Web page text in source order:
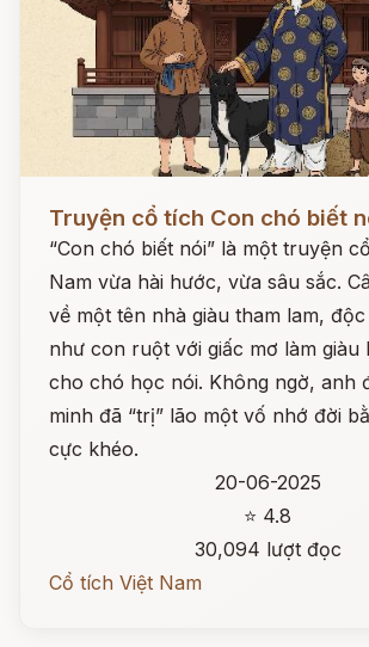
Truyện cổ tích Con chó biết
“Con chó biết nói” là một truyện
Nam vừa hài hước, vừa sâu sắc.
về một tên nhà giàu tham lam,
như con ruột với giấc mơ làm giàu
cho chó học nói. Không ngờ, anh
minh đã “trị” lão một vố nhớ đời
cực khéo.
20-06-2025
⭐ 4.8
30,094 lượt đọc
Cổ tích Việt Nam